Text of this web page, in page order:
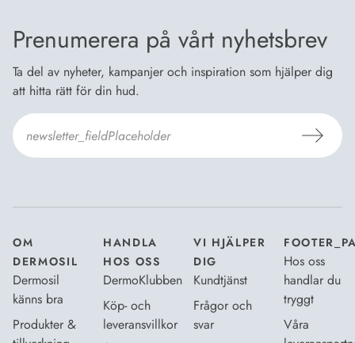
Prenumerera på vårt nyhetsbrev
Ta del av nyheter, kampanjer och inspiration som hjälper dig
att hitta rätt för din hud.
OM
DERMOSIL
Dermosil
känns bra
Produkter &
HANDLA
HOS OSS
DermoKlubben
Köp- och
leveransvillkor
VI HJÄLPER
DIG
Kundtjänst
Frågor och
svar
Hos oss
handlar du
tryggt
Våra